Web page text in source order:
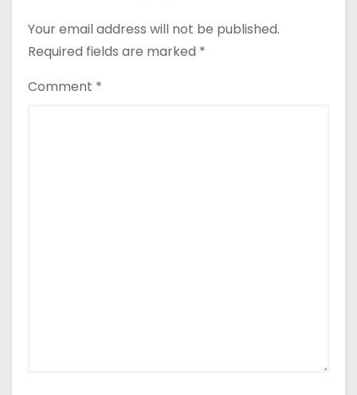
Your email address will not be published.
Required fields are marked *
Comment *